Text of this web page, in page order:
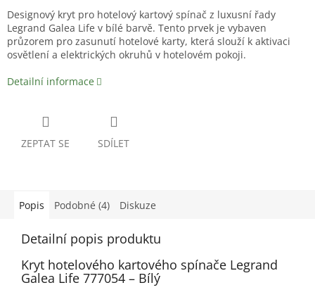
Designový kryt pro hotelový kartový spínač z luxusní řady
Legrand Galea Life v bílé barvě. Tento prvek je vybaven
průzorem pro zasunutí hotelové karty, která slouží k aktivaci
osvětlení a elektrických okruhů v hotelovém pokoji.
Detailní informace
ZEPTAT SE SDÍLET
Popis Podobné (4) Diskuze
Detailní popis produktu
Kryt hotelového kartového spínače Legrand
Galea Life 777054 – Bílý